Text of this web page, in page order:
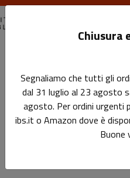
Sottotitolo non
Chiusura
Segnaliamo che tutti gli
dal 31 luglio al 23 agosto
agosto. Per ordini urgenti
ibs.it o Amazon dove è
Buone